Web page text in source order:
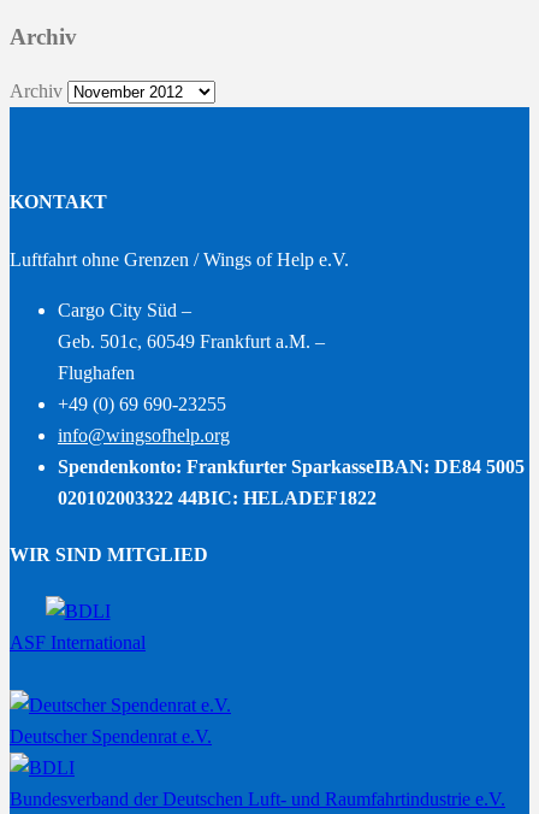
Archiv
Archiv
KONTAKT
Luftfahrt ohne Grenzen / Wings of Help e.V.
Cargo City Süd –
Geb. 501c, 60549 Frankfurt a.M. –
Flughafen
+49 (0) 69 690-23255
info@wingsofhelp.org
Spendenkonto: Frankfurter SparkasseIBAN: DE84 5005
020102003322 44BIC: HELADEF1822
WIR SIND MITGLIED
ASF International
Deutscher Spendenrat e.V.
Bundesverband der Deutschen Luft- und Raumfahrtindustrie e.V.